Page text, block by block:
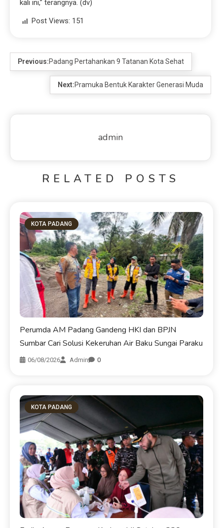
kali ini,” terangnya. (dv)
Post Views: 151
Previous:Padang Pertahankan 9 Tatanan Kota Sehat
Next:Pramuka Bentuk Karakter Generasi Muda
admin
RELATED POSTS
KOTA PADANG
Perumda AM Padang Gandeng HKI dan BPJN
Sumbar Cari Solusi Kekeruhan Air Baku Sungai Paraku
06/08/2026 Admin 0
KOTA PADANG